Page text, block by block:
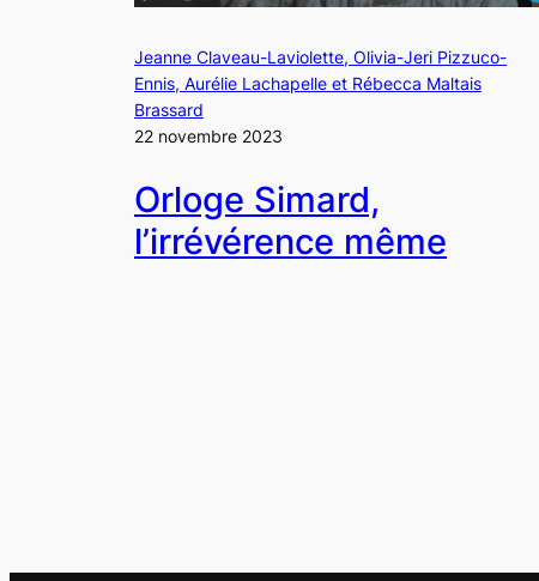
Jeanne Claveau-Laviolette, Olivia-Jeri Pizzuco-
Ennis, Aurélie Lachapelle et Rébecca Maltais
Brassard
22 novembre 2023
Orloge Simard,
l’irrévérence même